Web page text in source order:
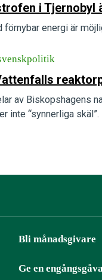
i Tjernobyl
energi är
av Biskopshagens
inte “synnerliga skäl”.
Bli månadsgivare
Ge en